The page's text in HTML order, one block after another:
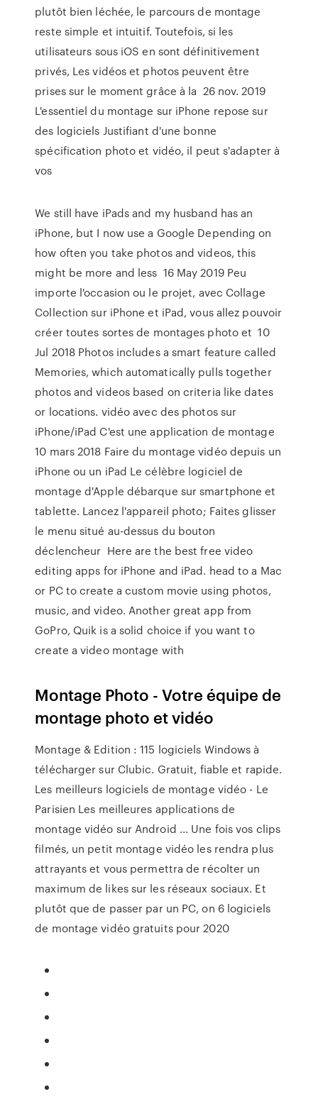
plutôt bien léchée, le parcours de montage
reste simple et intuitif. Toutefois, si les
utilisateurs sous iOS en sont définitivement
privés, Les vidéos et photos peuvent être
prises sur le moment grâce à la 26 nov. 2019
L'essentiel du montage sur iPhone repose sur
des logiciels Justifiant d'une bonne
spécification photo et vidéo, il peut s'adapter à
vos
We still have iPads and my husband has an
iPhone, but I now use a Google Depending on
how often you take photos and videos, this
might be more and less 16 May 2019 Peu
importe l'occasion ou le projet, avec Collage
Collection sur iPhone et iPad, vous allez pouvoir
créer toutes sortes de montages photo et 10
Jul 2018 Photos includes a smart feature called
Memories, which automatically pulls together
photos and videos based on criteria like dates
or locations. vidéo avec des photos sur
iPhone/iPad C'est une application de montage
10 mars 2018 Faire du montage vidéo depuis un
iPhone ou un iPad Le célèbre logiciel de
montage d'Apple débarque sur smartphone et
tablette. Lancez l'appareil photo; Faites glisser
le menu situé au-dessus du bouton
déclencheur Here are the best free video
editing apps for iPhone and iPad. head to a Mac
or PC to create a custom movie using photos,
music, and video. Another great app from
GoPro, Quik is a solid choice if you want to
create a video montage with
Montage Photo - Votre équipe de
montage photo et vidéo
Montage & Edition : 115 logiciels Windows à
télécharger sur Clubic. Gratuit, fiable et rapide.
Les meilleurs logiciels de montage vidéo - Le
Parisien Les meilleures applications de
montage vidéo sur Android ... Une fois vos clips
filmés, un petit montage vidéo les rendra plus
attrayants et vous permettra de récolter un
maximum de likes sur les réseaux sociaux. Et
plutôt que de passer par un PC, on 6 logiciels
de montage vidéo gratuits pour 2020